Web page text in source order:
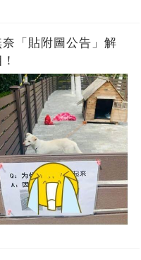
「貼附圖公告」解